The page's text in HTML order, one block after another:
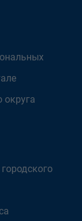
округа